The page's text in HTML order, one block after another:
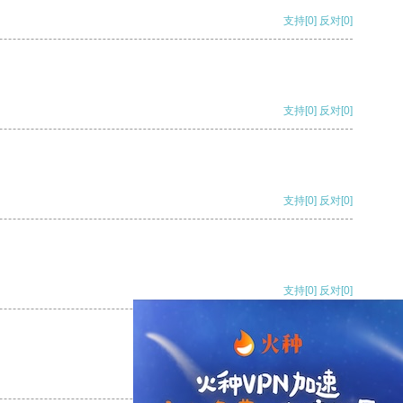
支持[0] 反对[0]
支持[0] 反对[0]
支持[0] 反对[0]
支持[0] 反对[0]
支持[0] 反对